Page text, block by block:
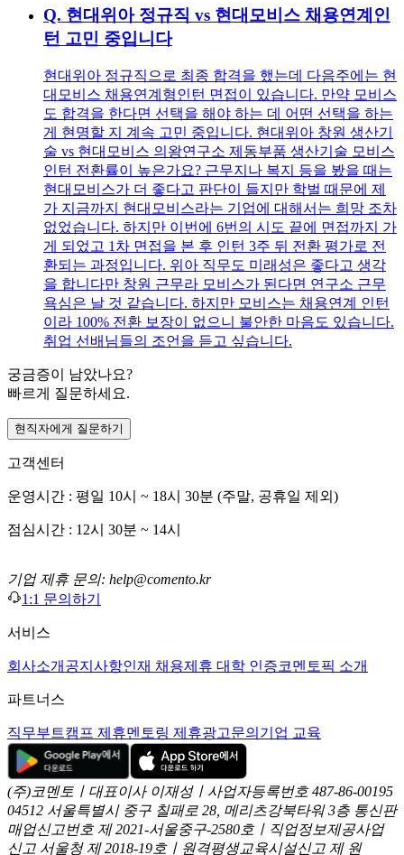
Q. 현대위아 정규직 vs 현대모비스 채용연계인
턴 고민 중입니다
현대위아 정규직으로 최종 합격을 했는데 다음주에는 현
대모비스 채용연계형인턴 면접이 있습니다. 만약 모비스
도 합격을 한다면 선택을 해야 하는 데 어떤 선택을 하는
게 현명할 지 계속 고민 중입니다. 현대위아 창원 생산기
술 vs 현대모비스 의왕연구소 제동부품 생산기술 모비스
인턴 전환률이 높은가요? 근무지나 복지 등을 봤을 때는
현대모비스가 더 좋다고 판단이 들지만 학벌 때문에 제
가 지금까지 현대모비스라는 기업에 대해서는 희망 조차
없었습니다. 하지만 이번에 6번의 시도 끝에 면접까지 가
게 되었고 1차 면접을 본 후 인턴 3주 뒤 전환 평가로 전
환되는 과정입니다. 위아 직무도 미래성은 좋다고 생각
을 합니다만 창원 근무라 모비스가 된다면 연구소 근무
욕심은 날 것 같습니다. 하지만 모비스는 채용연계 인턴
이라 100% 전환 보장이 없으니 불안한 마음도 있습니다.
취업 선배님들의 조언을 듣고 싶습니다.
궁금증이 남았나요?
빠르게 질문하세요.
현직자에게 질문하기
고객센터
운영시간 : 평일 10시 ~ 18시 30분 (주말, 공휴일 제외)
점심시간 : 12시 30분 ~ 14시
기업 제휴 문의: help@comento.kr
1:1 문의하기
서비스
회사소개 공지사항인재 채용제휴 대학 인증코멘토픽 소개
파트너스
직무부트캠프 제휴멘토링 제휴광고문의 기업 교육
(주)코멘토ㅣ대표이사 이재성ㅣ사업자등록번호 487-86-00195
04512 서울특별시 중구 칠패로 28, 메리츠강북타워 3층 통신판
매업신고번호 제 2021-서울중구-2580호ㅣ직업정보제공사업
신고 서울청 제 2018-19호ㅣ원격평생교육시설신고 제 원